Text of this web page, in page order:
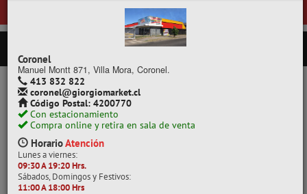
entre calles Diego Portales y Manuel Rodríguez - Temuco.
Coronel
Manuel Montt 871, Villa Mora, Coronel.
413 832 822
coronel@giorgiomarket.cl
Código Postal: 4200770
Con estacionamiento
Compra online y retira en sala de venta
HorarioAtención
Lunes a viernes:
09:30 A 19:20 Hrs.
Sábados, Domingos y Festivos:
11:00 A 18:00 Hrs
PRODUCTOS
MARCA
ARTEL
PROARTE
POR CLASE